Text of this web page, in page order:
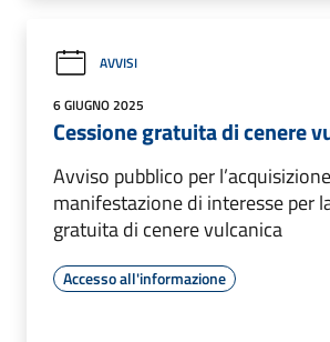
AVVISI
6 GIUGNO 2025
Cessione gratuita di cenere
Avviso pubblico per
manifestazione di interesse per
gratuita di cenere vulcanica
Accesso all'informazione